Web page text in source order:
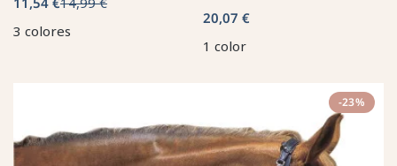
3 colores
20,07 €
1 color
-23%